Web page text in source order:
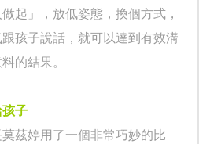
起」，放低姿態，換個方式，
孩子說話，就可以達到有效溝
的結果。
子
茲婷用了一個非常巧妙的比